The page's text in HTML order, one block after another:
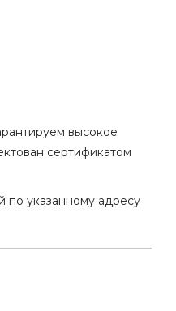
высокое
сертификатом
по указанному адресу